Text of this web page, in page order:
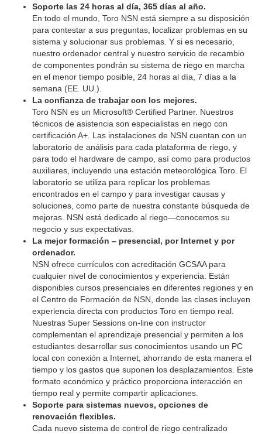
Soporte las 24 horas al día, 365 días al año.
En todo el mundo, Toro NSN está siempre a su disposición
para contestar a sus preguntas, localizar problemas en su
sistema y solucionar sus problemas. Y si es necesario,
nuestro ordenador central y nuestro servicio de recambio
de componentes pondrán su sistema de riego en marcha
en el menor tiempo posible, 24 horas al día, 7 días a la
semana (EE. UU.).
La confianza de trabajar con los mejores.
Toro NSN es un Microsoft® Certified Partner. Nuestros
técnicos de asistencia son especialistas en riego con
certificación A+. Las instalaciones de NSN cuentan con un
laboratorio de análisis para cada plataforma de riego, y
para todo el hardware de campo, así como para productos
auxiliares, incluyendo una estación meteorológica Toro. El
laboratorio se utiliza para replicar los problemas
encontrados en el campo y para investigar causas y
soluciones, como parte de nuestra constante búsqueda de
mejoras. NSN está dedicado al riego—conocemos su
negocio y sus expectativas.
La mejor formación – presencial, por Internet y por
ordenador.
NSN ofrece currículos con acreditación GCSAA para
cualquier nivel de conocimientos y experiencia. Están
disponibles cursos presenciales en diferentes regiones y en
el Centro de Formación de NSN, donde las clases incluyen
experiencia directa con productos Toro en tiempo real.
Nuestras Super Sessions on-line con instructor
complementan el aprendizaje presencial y permiten a los
estudiantes desarrollar sus conocimientos usando un PC
local con conexión a Internet, ahorrando de esta manera el
tiempo y los gastos que suponen los desplazamientos. Este
formato económico y práctico proporciona interacción en
tiempo real y permite compartir aplicaciones.
Soporte para sistemas nuevos, opciones de
renovación flexibles.
Cada nuevo sistema de control de riego centralizado